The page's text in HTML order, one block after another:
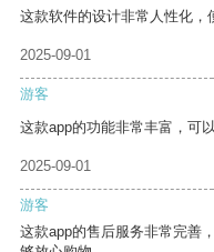
这款软件的设计非常人性化，
2025-09-01
游客
这款app的功能非常丰富，可
2025-09-01
游客
这款app的售后服务非常完善